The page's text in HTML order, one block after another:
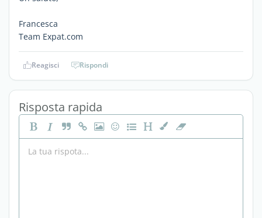
Francesca
Team Expat.com
Reagisci Rispondi
Risposta rapida